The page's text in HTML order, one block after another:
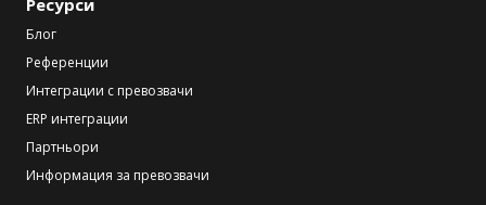
Ресурси
Блог
Референции
Интеграции с превозвачи
ERP интеграции
Партньори
Информация за превозвачи